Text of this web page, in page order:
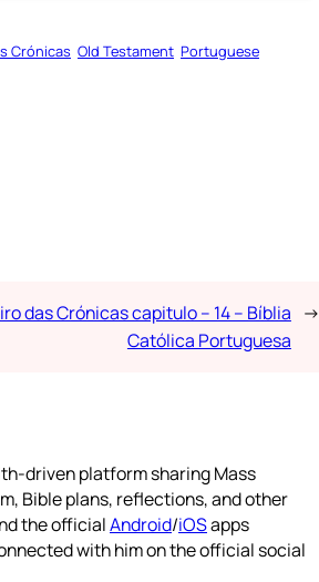
Crónicas Old Testament Portuguese
das Crónicas capitulo – 14 – Bíblia
Católica Portuguesa
→
driven platform sharing Mass
Bible plans, reflections, and other
the officialAndroid/iOSapps
with him on the official social